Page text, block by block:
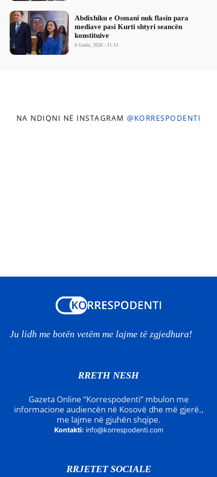
Abdixhiku e Osmani nuk flasin para
mediave pasi Kurti shtyri seancën
konstituive
6 Gusht, 2026 - 11:13
NA NDIQNI NË INSTAGRAM @KORRESPODENTI
Ju lidh me botën vetëm me lajme të zgjedhura!
RRETH NESH
Gazeta Online “Korrespodenti” mbulon me
informacione audiencën në Kosovë dhe më gjerë.,
me lajme në gjuhën shqipe.
Kontakti: info@korrespodenti.com
RRJETET SOCIALE